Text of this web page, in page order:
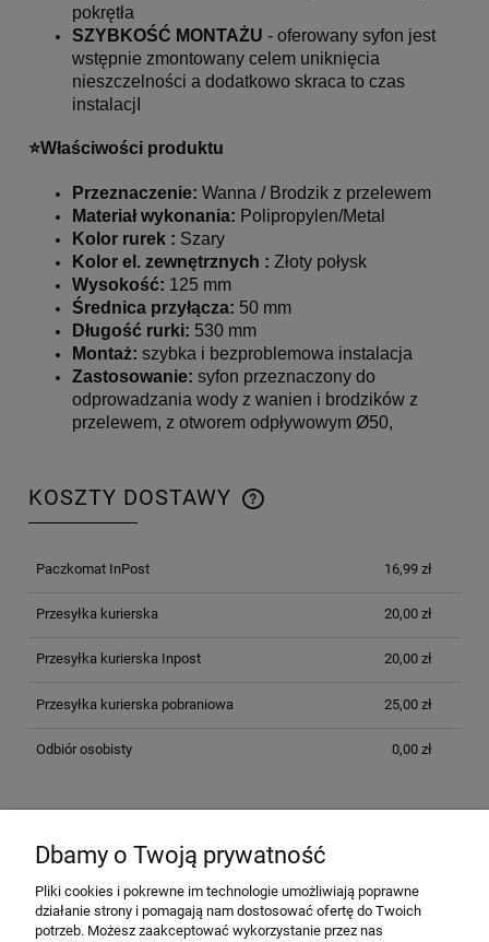
pokrętła
SZYBKOŚĆ MONTAŻU - oferowany syfon jest
wstępnie zmontowany celem uniknięcia
nieszczelności a dodatkowo skraca to czas
instalacjI
⭐️Właściwości produktu
Przeznaczenie: Wanna / Brodzik z przelewem
Materiał wykonania: Polipropylen/Metal
Kolor rurek : Szary
Kolor el. zewnętrznych : Złoty połysk
Wysokość: 125 mm
Średnica przyłącza: 50 mm
Długość rurki: 530 mm
Montaż: szybka i bezproblemowa instalacja
Zastosowanie: syfon przeznaczony do
odprowadzania wody z wanien i brodzików z
przelewem, z otworem odpływowym Ø50,
KOSZTY DOSTAWY
CENA NIE ZAWIERA EWENTUALNYCH KOSZTÓW
Paczkomat InPost 16,99 zł
Przesyłka kurierska 20,00 zł
Przesyłka kurierska Inpost 20,00 zł
Przesyłka kurierska pobraniowa 25,00 zł
Odbiór osobisty 0,00 zł
Dbamy o Twoją prywatność
Pliki cookies i pokrewne im technologie umożliwiają poprawne
działanie strony i pomagają nam dostosować ofertę do Twoich
potrzeb. Możesz zaakceptować wykorzystanie przez nas